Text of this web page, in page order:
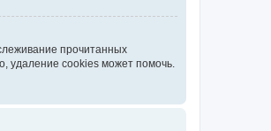
прочитанных
удаление cookies может помочь.